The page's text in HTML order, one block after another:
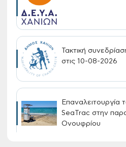
Τακτική
στις 10-08-2026
Επαναλειτουργία
SeaTrac στην
Ονουφρίου